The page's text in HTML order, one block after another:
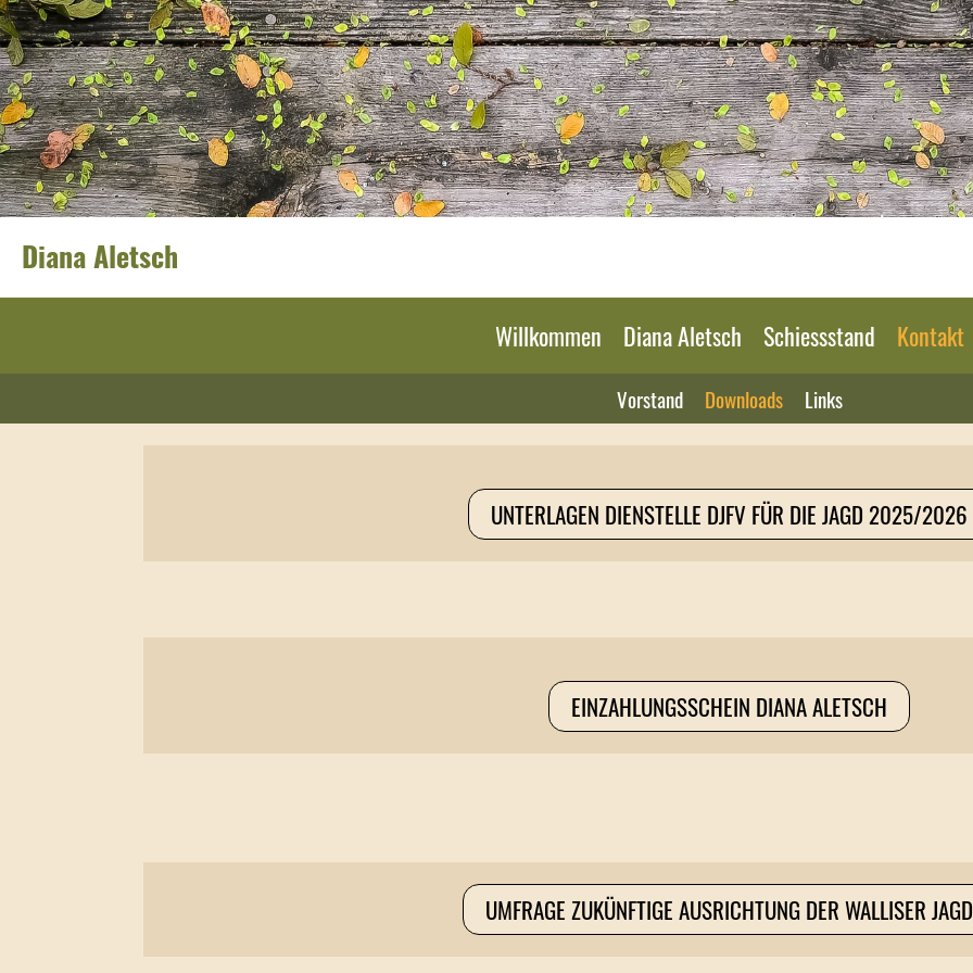
Diana Aletsch
Willkommen Diana Aletsch Schiessstand Kontakt
Vorstand Downloads Links
UNTERLAGEN DIENSTELLE DJFV FÜR DIE JAGD 2025/2026
EINZAHLUNGSSCHEIN DIANA ALETSCH
UMFRAGE ZUKÜNFTIGE AUSRICHTUNG DER WALLISER JAGD